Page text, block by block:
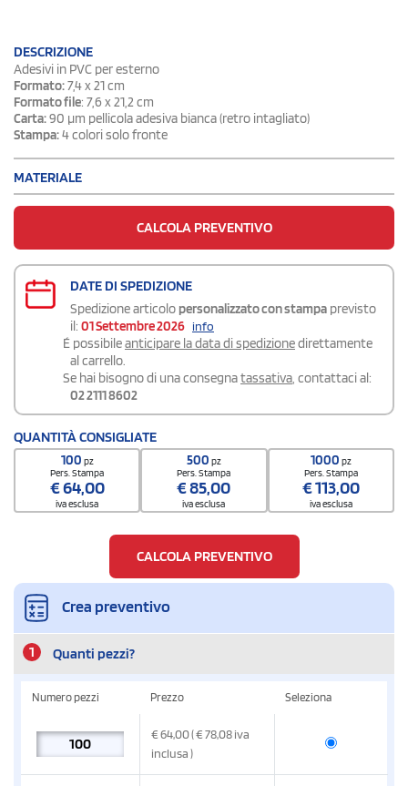
DESCRIZIONE
Adesivi in PVC per esterno
Formato:7,4 x 21 cm
Formato file: 7,6 x 21,2 cm
Carta:90 µm pellicola adesiva bianca (retro intagliato)
Stampa:4 colori solo fronte
MATERIALE
CALCOLA PREVENTIVO
DATE DI SPEDIZIONE
Spedizione articolo personalizzato con stampa previsto
il: 01 Settembre 2026 info
É possibileanticipare la data di spedizionedirettamente
al carrello.
Se hai bisogno di una consegnatassativa, contattaci al:
02 2111 8602
QUANTITÀ CONSIGLIATE
100 pz
Pers. Stampa
€64,00
iva esclusa
500 pz
Pers. Stampa
€85,00
iva esclusa
1000 pz
Pers. Stampa
€113,00
iva esclusa
CALCOLA PREVENTIVO
Crea preventivo
1 Quanti pezzi?
Numero pezzi Prezzo Seleziona
€64,00( € 78,08iva
inclusa)